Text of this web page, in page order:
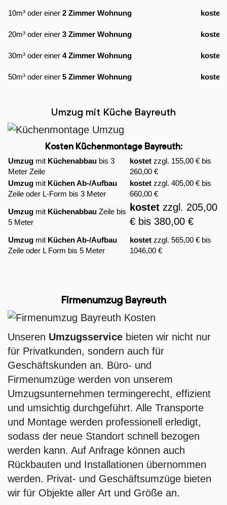
10m³ oder einer 2 Zimmer Wohnung kostet
20m³ oder einer 3 Zimmer Wohnung kostet
30m³ oder einer 4 Zimmer Wohnung kostet
50m³ oder einer 5 Zimmer Wohnung kostet
Umzug mit Küche Bayreuth
Kosten Küchenmontage Bayreuth:
Umzug mit Küchenabbau bis 3
Meter Zeile
kostet zzgl. 155,00 € bis
260,00 €
Umzug mit Küchen Ab-/Aufbau
Zeile oder L-Form bis 3 Meter
kostet zzgl. 405,00 € bis
660,00 €
Umzug mit Küchenabbau Zeile bis
5 Meter
kostet zzgl. 205,00
€ bis 380,00 €
Umzug mit Küchen Ab-/Aufbau
Zeile oder L Form bis 5 Meter
kostet zzgl. 565,00 € bis
1046,00 €
Firmenumzug Bayreuth
Unseren Umzugsservice bieten wir nicht nur
für Privatkunden, sondern auch für
Geschäftskunden an. Büro- und
Firmenumzüge werden von unserem
Umzugsunternehmen termingerecht, effizient
und umsichtig durchgeführt. Alle Transporte
und Montage werden professionell erledigt,
sodass der neue Standort schnell bezogen
werden kann. Auf Anfrage können auch
Rückbauten und Installationen übernommen
werden. Privat- und Geschäftsumzüge bieten
wir für Objekte aller Art und Größe an.